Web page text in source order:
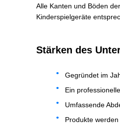
Alle Kanten und Böden
Kinderspielgeräte
Stärken des
Gegründet im
Ein
Umfassende
Produkte